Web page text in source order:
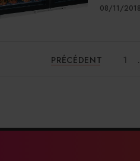
08/11/
PRÉCÉDENT 1